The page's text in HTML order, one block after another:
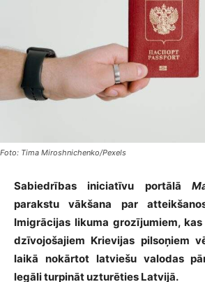
Foto: Tima Miroshnichenko/Pexels
Sabiedrības iniciatīvu portālā
parakstu vākšana par
Imigrācijas likuma grozījumiem,
dzīvojošajiem Krievijas pilsoņiem
laikā nokārtot latviešu valodas
legāli turpināt uzturēties Latvijā.